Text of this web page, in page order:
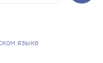
языке